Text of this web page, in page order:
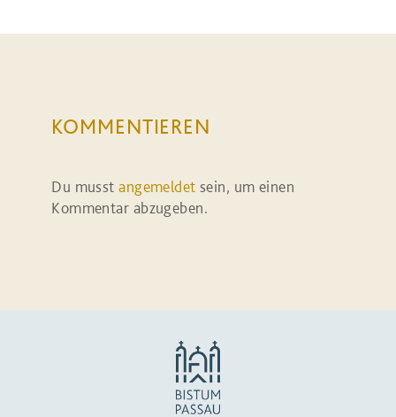
KOMMENTIEREN
Du musstangemeldet sein, um einen
Kommentar abzugeben.